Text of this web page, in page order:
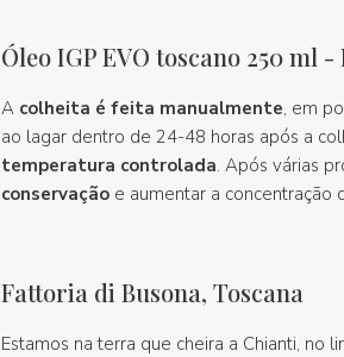
Óleo IGP EVO toscano 250 ml
A colheita é feita manualmente, em
ao lagar dentro de 24-48 horas após a
temperatura controlada. Após várias
conservaçãoe aumentar a concentração
Fattoria di Busona, Toscana
Estamos na terra que cheira a Chianti, no